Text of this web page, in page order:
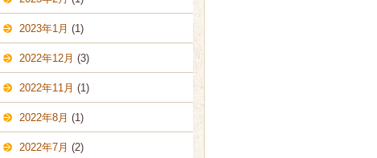
2023年1月 (1)
2022年12月 (3)
2022年11月 (1)
2022年8月 (1)
2022年7月 (2)